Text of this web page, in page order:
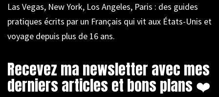
Las Vegas, New York, Los Angeles, Paris : des guides
pratiques écrits par un Français qui vit aux États-Unis et
voyage depuis plus de 16 ans.
Recevez ma newsletter avec mes
derniers articles et bons plans ❤️